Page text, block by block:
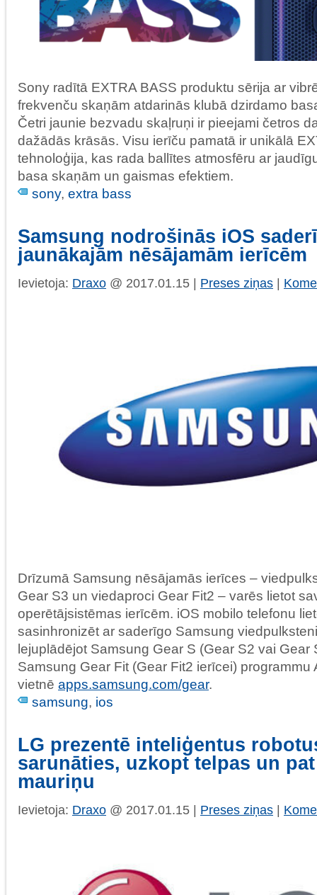
Sony radītā EXTRA BASS produktu sērija ar
frekvenču skaņām atdarinās klubā dzirdamo
Četri jaunie bezvadu skaļruņi ir pieejami četros
dažādās krāsās. Visu ierīču pamatā ir unikālā
tehnoloģija, kas rada ballītes atmosfēru ar
basa skaņām un gaismas efektiem.
sony, extra bass
Samsung nodrošinās iOS
jaunākajām nēsājamām ierīcēm
Ievietoja: Draxo @ 2017.01.15 | Preses ziņas
Drīzumā Samsung nēsājamās ierīces –
Gear S3 un viedaproci Gear Fit2 – varēs lietot
operētājsistēmas ierīcēm. iOS mobilo telefonu
sasinhronizēt ar saderīgo Samsung
lejuplādējot Samsung Gear S (Gear S2 vai Gear
Samsung Gear Fit (Gear Fit2 ierīcei) programmu
vietnē apps.samsung.com/gear.
samsung, ios
LG prezentē inteliģentus
sarunāties, uzkopt telpas un
mauriņu
Ievietoja: Draxo @ 2017.01.15 | Preses ziņas